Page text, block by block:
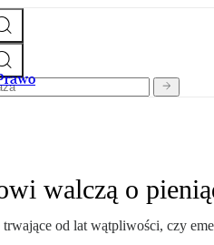
walczą o
od lat wątpliwości, czy